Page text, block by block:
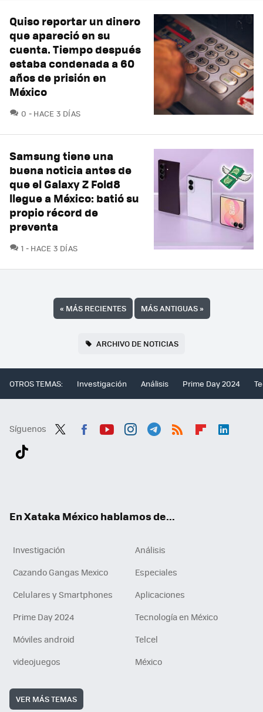
Quiso reportar un dinero
que apareció en su
cuenta. Tiempo después
estaba condenada a 60
años de prisión en
México
0 COMENTARIOS
HACE 3 DÍAS
Samsung tiene una
buena noticia antes de
que el Galaxy Z Fold8
llegue a México: batió su
propio récord de
preventa
1 COMENTARIOS
HACE 3 DÍAS
« MÁS RECIENTES MÁS ANTIGUAS»
ARCHIVO DE NOTICIAS
OTROS TEMAS: Investigación Análisis Prime Day 2024
Síguenos
En Xataka México hablamos de...
Investigación
Análisis
Cazando Gangas Mexico
Especiales
Celulares y Smartphones
Aplicaciones
Prime Day 2024
Tecnología en México
Móviles android
Telcel
videojuegos
México
VER MÁS TEMAS